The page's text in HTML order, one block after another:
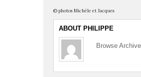
© photos Michèle et Jacques
ABOUT PHILIPPE
Browse